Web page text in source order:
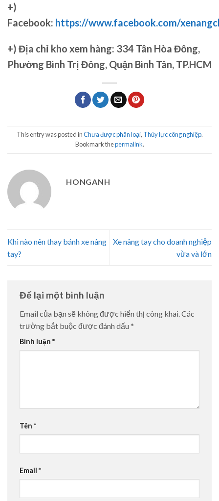
+)
Facebook: https://www.facebook.com/
+) Địa chỉ kho xem hàng: 334 Tân Hòa Đông,
Phường Bình Trị Đông, Quận Bình Tân, TP.HCM
This entry was posted inChưa được phân loại, Thủy lực công nghiệp.
Bookmark thepermalink.
HONGANH
Khi nào nên thay bánh xe nâng
tay?
Xe nâng tay cho doanh nghiệp
vừa và lớn
Để lại một bình luận
Email của bạn sẽ không được hiển thị công khai. Các
trường bắt buộc được đánh dấu *
Bình luận *
Tên *
Email *